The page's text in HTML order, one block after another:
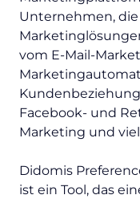
Unternehmen,
vom E-Mail-
Facebook- und
Marketing und
Didomis
ist ein Tool, das